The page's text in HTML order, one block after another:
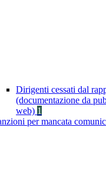
Dirigenti cessati dal
(documentazione da
web) 1
per mancata